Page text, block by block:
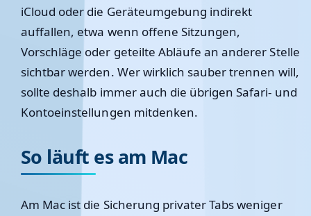
iCloud oder die Geräteumgebung indirekt
auffallen, etwa wenn offene Sitzungen,
Vorschläge oder geteilte Abläufe an anderer Stelle
sichtbar werden. Wer wirklich sauber trennen will,
sollte deshalb immer auch die übrigen Safari- und
Kontoeinstellungen mitdenken.
So läuft es am Mac
Am Mac ist die Sicherung privater Tabs weniger